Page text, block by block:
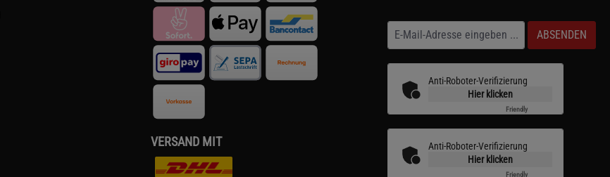
VERSAND MIT
ABSENDEN
Anti-Roboter-Verifizierung
Hier klicken
Friendly
Anti-Roboter-Verifizierung
Hier klicken
Friendly